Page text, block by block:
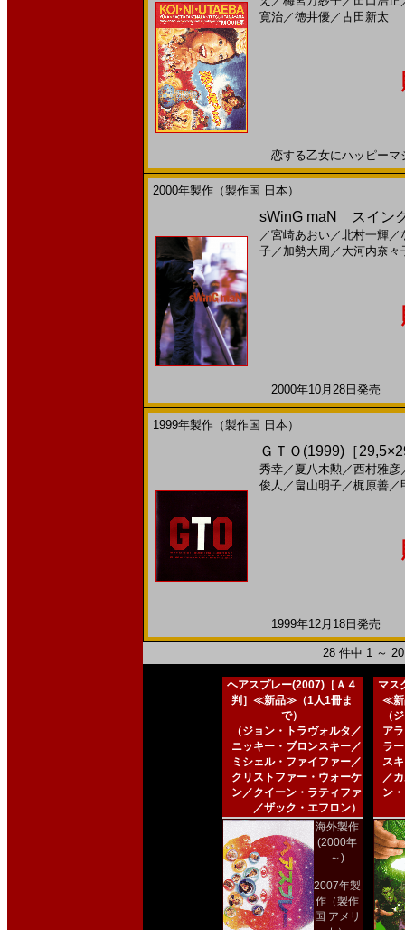
寛治／徳井優／古田新太
恋する乙女にハッピー
2000年製作（製作国 日本）
sWinG maN スイン
／宮崎あおい／北村一輝／
子／ 加勢大周 ／ 大河内奈々
2000年10月28日発売
1999年製作（製作国 日本）
ＧＴＯ(1999)［
秀幸／ 夏八木勲 ／西村雅彦
俊人 ／ 畠山明子／梶原善／
1999年12月18日発売
28 件中 1 ～
ヘアスプレー(2007)［Ａ４
判］≪新品≫（1人1冊ま
で）
（ジョン・トラヴォルタ／
ニッキー・ブロンスキー／
ミシェル・ファイファー／
クリストファー・ウォーケ
ン／クイーン・ラティファ
／ザック・エフロン）
海外製作
(2000年
～)
2007年製
作（製作
国 アメリ
マス
≪新
（
ア
ラ
ス
／
ン